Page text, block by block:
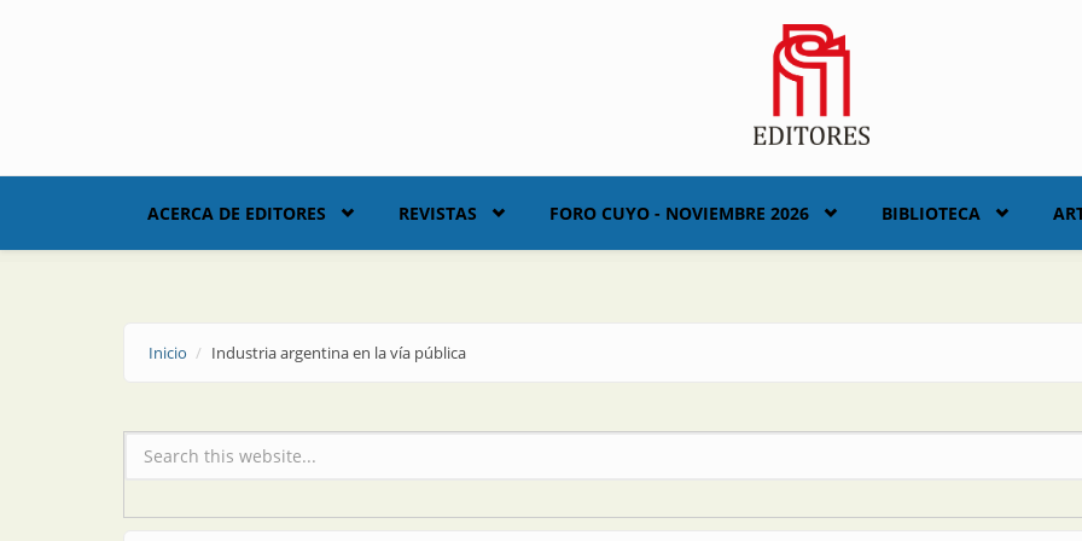
ACERCA DE EDITORES REVISTAS FORO CUYO - NOVIEMBRE 2026 BIBLIOTECA
Inicio Industria argentina en la vía pública
Formulario de búsqueda